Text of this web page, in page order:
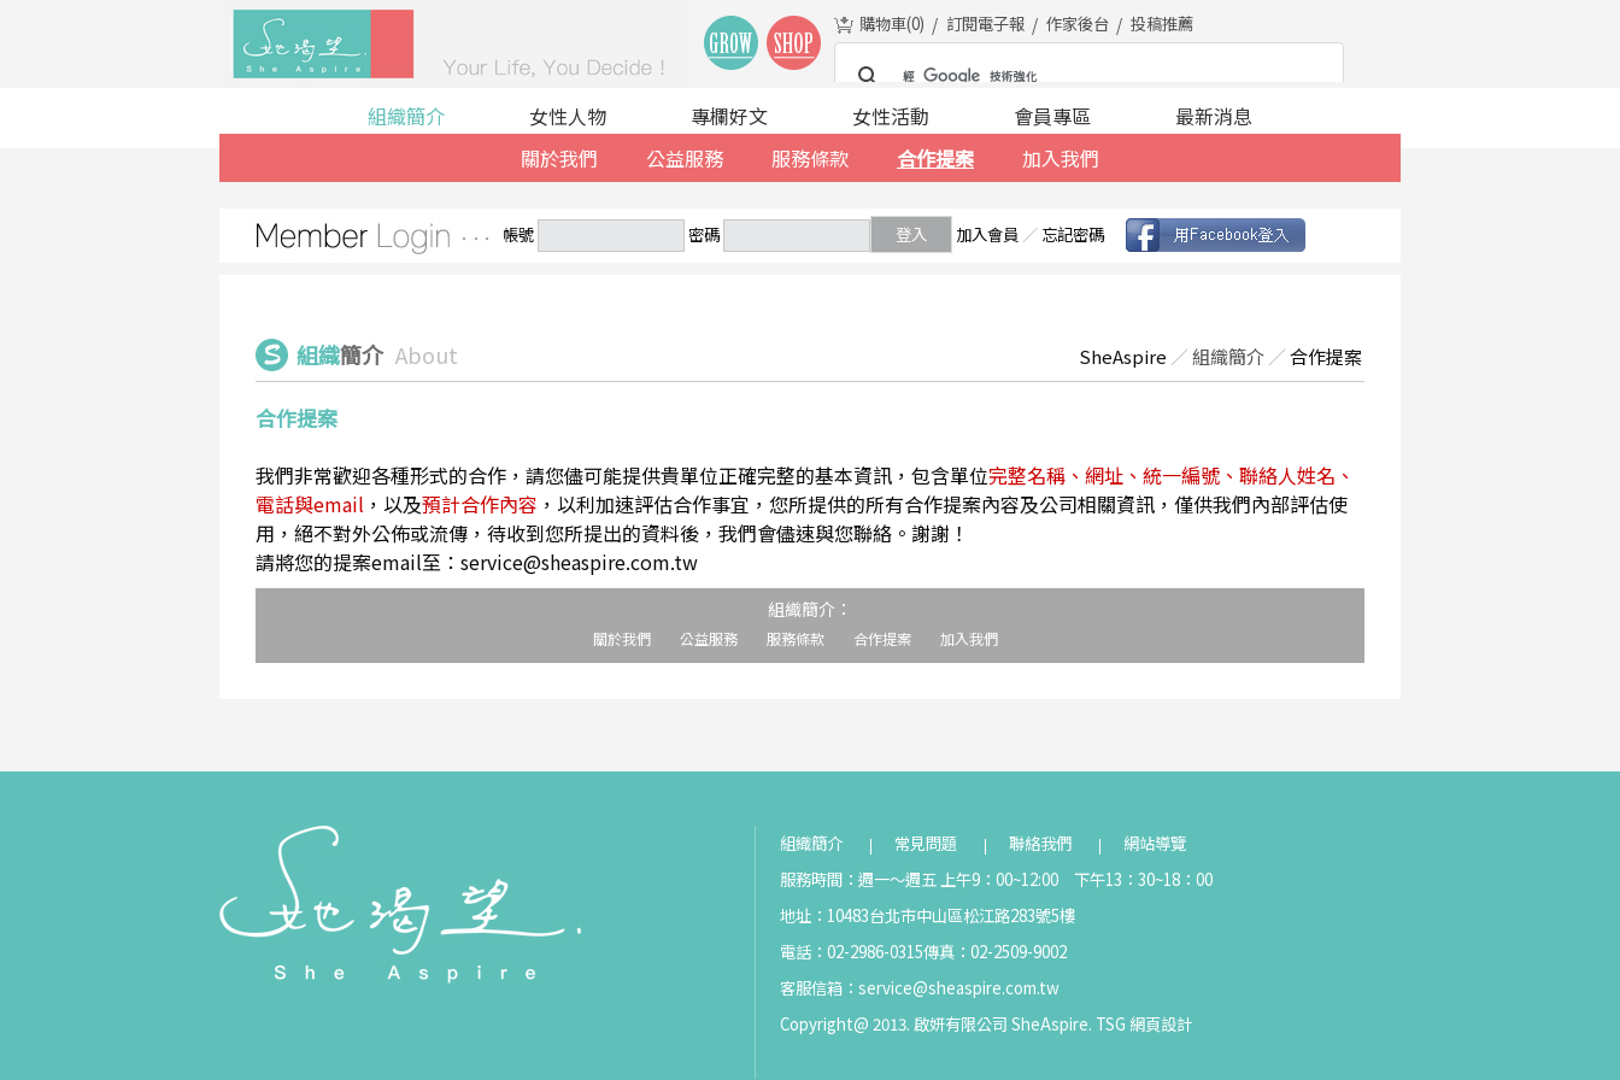
購物車(0) 訂閱電子報 作家後台 投稿推薦
組織簡介
關於我們
公益服務 服務條款 合作提案 加入我們
女性人物 專欄好文 女性活動 會員專區 最新消息
帳號 密碼 登入 加入會員 ／ 忘記密碼
組織簡介 About SheAspire ／組織簡介 ／合作提案
合作提案
我們非常歡迎各種形式的合作，請您儘可能提供貴單位正確完整的基本資訊，包含單位完整名稱、網址、統一編號、聯絡人姓名、
電話與email ，以及預計合作內容 ，以利加速評估合作事宜，您所提供的所有合作提案內容及公司相關資訊，僅供我們內部評估使
用，絕不對外公佈或流傳，待收到您所提出的資料後，我們會儘速與您聯絡。謝謝！
請將您的提案email至：service@sheaspire.com.tw
組織簡介：
關於我們 公益服務 服務條款 合作提案 加入我們
組織簡介 常見問題 聯絡我們
網站導覽
服務時間：週一～週五 上午9：00~12:00 下午13：30~18：00
地址：10483台北市中山區松江路283號5樓
電話：02-2986-0315傳真：02-2509-9002
客服信箱： service@sheaspire.com.tw
Copyright@ 2013. 啟妍有限公司 SheAspire. TSG 網頁設計